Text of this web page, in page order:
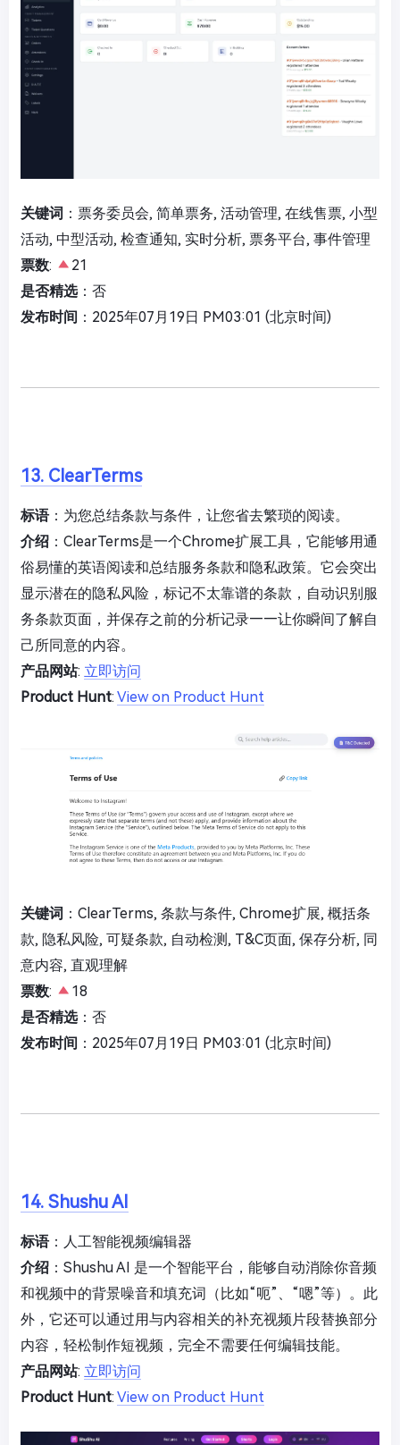
关键词 ：票务委员会, 简单票务, 活动管理, 在线售票, 小型
活动, 中型活动, 检查通知, 实时分析, 票务平台, 事件管理
票数:
21
是否精选：否
发布时间 ：2025年07月19日 PM03:01 (北京时间)
13. ClearTerms
标语：为您总结条款与条件，让您省去繁琐的阅读。
介绍 ：ClearTerms是一个Chrome扩展工具，它能够用通
俗易懂的英语阅读和总结服务条款和隐私政策。它会突出
显示潜在的隐私风险，标记不太靠谱的条款，自动识别服
务条款页面，并保存之前的分析记录——让你瞬间了解自
己所同意的内容。
产品网站: 立即访问
Product Hunt: View on Product Hunt
关键词 ：ClearTerms, 条款与条件, Chrome扩展, 概括条
款, 隐私风险, 可疑条款, 自动检测, T&C页面, 保存分析, 同
意内容, 直观理解
票数:
18
是否精选：否
发布时间 ：2025年07月19日 PM03:01 (北京时间)
14. Shushu AI
标语：人工智能视频编辑器
介绍 ：Shushu AI 是一个智能平台，能够自动消除你音频
和视频中的背景噪音和填充词（比如“呃”、“嗯”等）。此
外，它还可以通过用与内容相关的补充视频片段替换部分
内容，轻松制作短视频，完全不需要任何编辑技能。
产品网站: 立即访问
Product Hunt: View on Product Hunt